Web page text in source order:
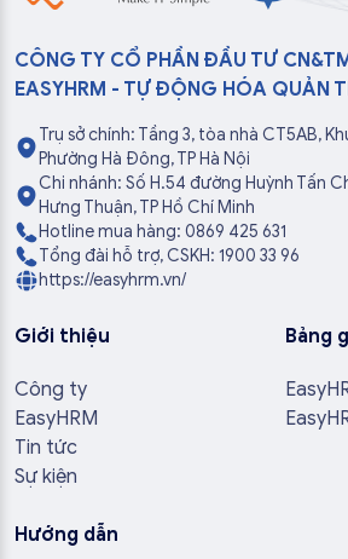
CÔNG TY CỔ PHẦN ĐẦU TƯ
EASYHRM - TỰ ĐỘNG HÓA QUẢN
Trụ sở chính: Tầng 3, tòa nhà CT5AB,
Phường Hà Đông, TP Hà Nội
Chi nhánh: Số H.54 đường Huỳnh Tấn
Hưng Thuận, TP Hồ Chí Minh
Hotline mua hàng: 0869 425 631
Tổng đài hỗ trợ, CSKH: 1900 33 96
https://easyhrm.vn/
Giới thiệu
Công ty
EasyHRM
Tin tức
Sự kiện
Bảng
Hướng dẫn